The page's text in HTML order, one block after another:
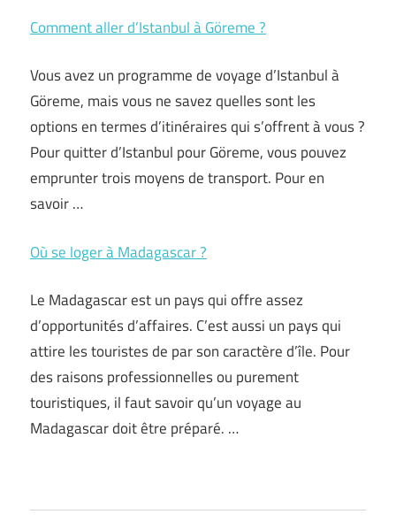
Comment aller d’Istanbul à Göreme ?
Vous avez un programme de voyage d’Istanbul à
Göreme, mais vous ne savez quelles sont les
options en termes d’itinéraires qui s’offrent à vous ?
Pour quitter d’Istanbul pour Göreme, vous pouvez
emprunter trois moyens de transport. Pour en
savoir …
Où se loger à Madagascar ?
Le Madagascar est un pays qui offre assez
d’opportunités d’affaires. C’est aussi un pays qui
attire les touristes de par son caractère d’île. Pour
des raisons professionnelles ou purement
touristiques, il faut savoir qu’un voyage au
Madagascar doit être préparé. …